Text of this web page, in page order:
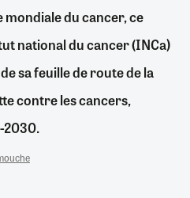
mondiale du cancer, ce
national du cancer (INCa)
sa feuille de route de la
contre les cancers,
2030.